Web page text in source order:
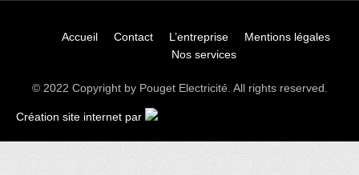
Accueil Contact L’entreprise
Mentions légales
Nos services
© 2022 Copyright by Pouget Electricité. All rights reserved.
Création site internet par